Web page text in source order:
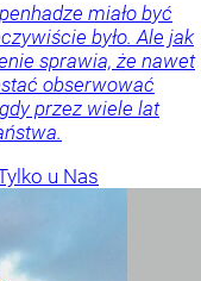
miało być
było. Ale jak
sprawia, że nawet
obserwować
przez wiele lat
u Nas